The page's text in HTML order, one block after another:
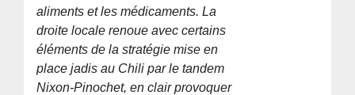
aliments et les médicaments. La
droite locale renoue avec certains
éléments de la stratégie mise en
place jadis au Chili par le tandem
Nixon-Pinochet, en clair provoquer